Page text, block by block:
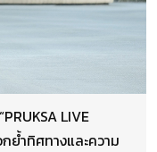
LIVE
ย้ำทิศทางและความ